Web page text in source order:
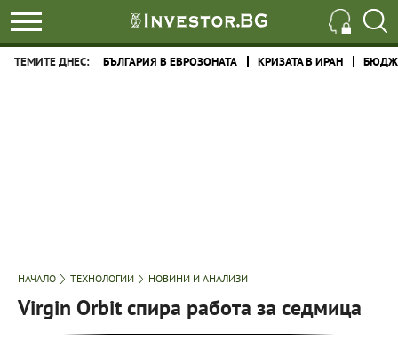
ТЕМИТЕ ДНЕС: БЪЛГАРИЯ В ЕВРОЗОНАТА КРИЗАТА В ИРАН
НАЧАЛО ТЕХНОЛОГИИ НОВИНИ И АНАЛИЗИ
Virgin Orbit спира работа за седмица